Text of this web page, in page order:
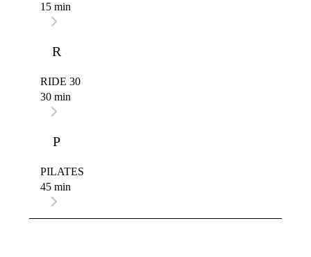
15 min
R
RIDE 30
30 min
P
PILATES
45 min